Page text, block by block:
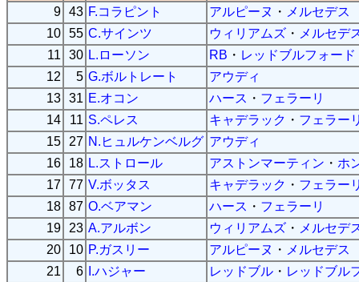
9 43 F.コラピント アルピーヌ ・ メルセデス
10 55 C.サインツ ウィリアムズ ・ メルセデ
11
30 L.ローソン RB ・ レッドブルフォード
12
5 G.ボルトレート
アウディ
13 31 E.オコン ハース ・ フェラーリ
14
11 S.ペレス キャデラック ・ フェラー
15
27 N.ヒュルケンベルグ アウディ
16
18 L.ストロール アストンマーティン ・ ホ
17 77 V.ボッタス キャデラック ・ フェラー
18 87 O.ベアマン ハース ・ フェラーリ
19
23 A.アルボン ウィリアムズ ・ メルセデ
20
10 P.ガスリー アルピーヌ ・ メルセデス
21
6 I.ハジャー レッドブル ・ レッドブル